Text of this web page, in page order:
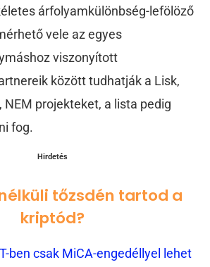
árfolyamkülönbség-lefölöző
vele az egyes
viszonyított
között tudhatják a Lisk,
NEM projekteket, a lista pedig
fog.
Hirdetés
tőzsdén tartod a
kriptód?
ben csak MiCA-engedéllyel lehet